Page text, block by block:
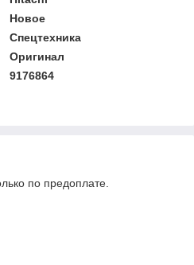
Новое
Спецтехника
Оригинал
9176864
по предоплате.